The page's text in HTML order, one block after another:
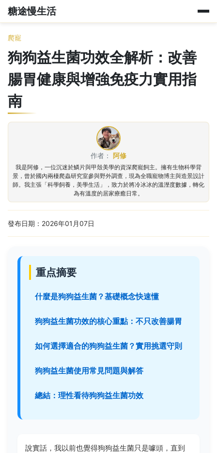
糖途慢生活
爬寵
狗狗益生菌功效全解析：改善
腸胃健康與增強免疫力實用指
南
作者： 阿修
我是阿修，一位沉迷於鱗片與甲殼美學的資深爬寵飼主。擁有生物科學背
景，曾於國內兩棲爬蟲研究室參與野外調查，現為全職寵物博主與造景設計
師。我主張「科學飼養，美學生活」，致力於將冷冰冰的溫溼度數據，轉化
為有溫度的居家療癒日常。
發布日期：2026年01月07日
重点摘要
什麼是狗狗益生菌？基礎概念快速懂
狗狗益生菌功效的核心重點：不只改善腸胃
如何選擇適合的狗狗益生菌？實用挑選守則
狗狗益生菌使用常見問題與解答
總結：理性看待狗狗益生菌功效
說實話，我以前也覺得狗狗益生菌只是噱頭，直到